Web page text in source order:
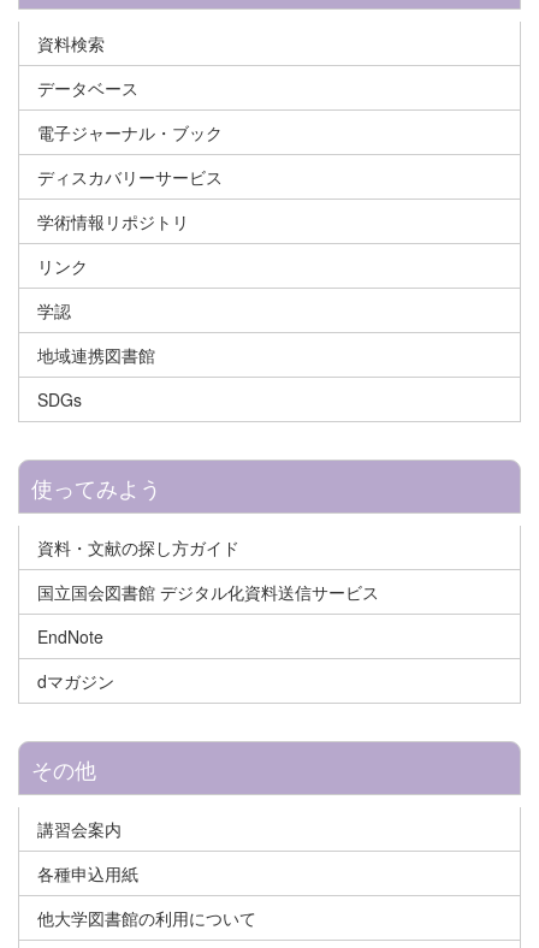
資料検索
データベース
電子ジャーナル・ブック
ディスカバリーサービス
学術情報リポジトリ
リンク
学認
地域連携図書館
SDGs
使ってみよう
資料・文献の探し方ガイド
国立国会図書館 デジタル化資料送信サービス
EndNote
dマガジン
その他
講習会案内
各種申込用紙
他大学図書館の利用について